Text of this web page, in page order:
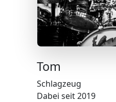
Tom
Schlagzeug
Dabei seit 2019